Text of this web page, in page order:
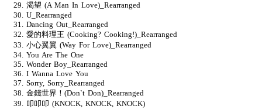
渴望 (A Man In Love)_Rearranged
U_Rearranged
Dancing Out_Rearranged
愛的料理王 (Cooking? Cooking!)_Rearranged
小心翼翼 (Way For Love)_Rearranged
You Are The One
Wonder Boy_Rearranged
I Wanna Love You
Sorry, Sorry_Rearranged
金錢世界！(Don`t Don)_Rearranged
叩叩叩 (KNOCK, KNOCK, KNOCK)